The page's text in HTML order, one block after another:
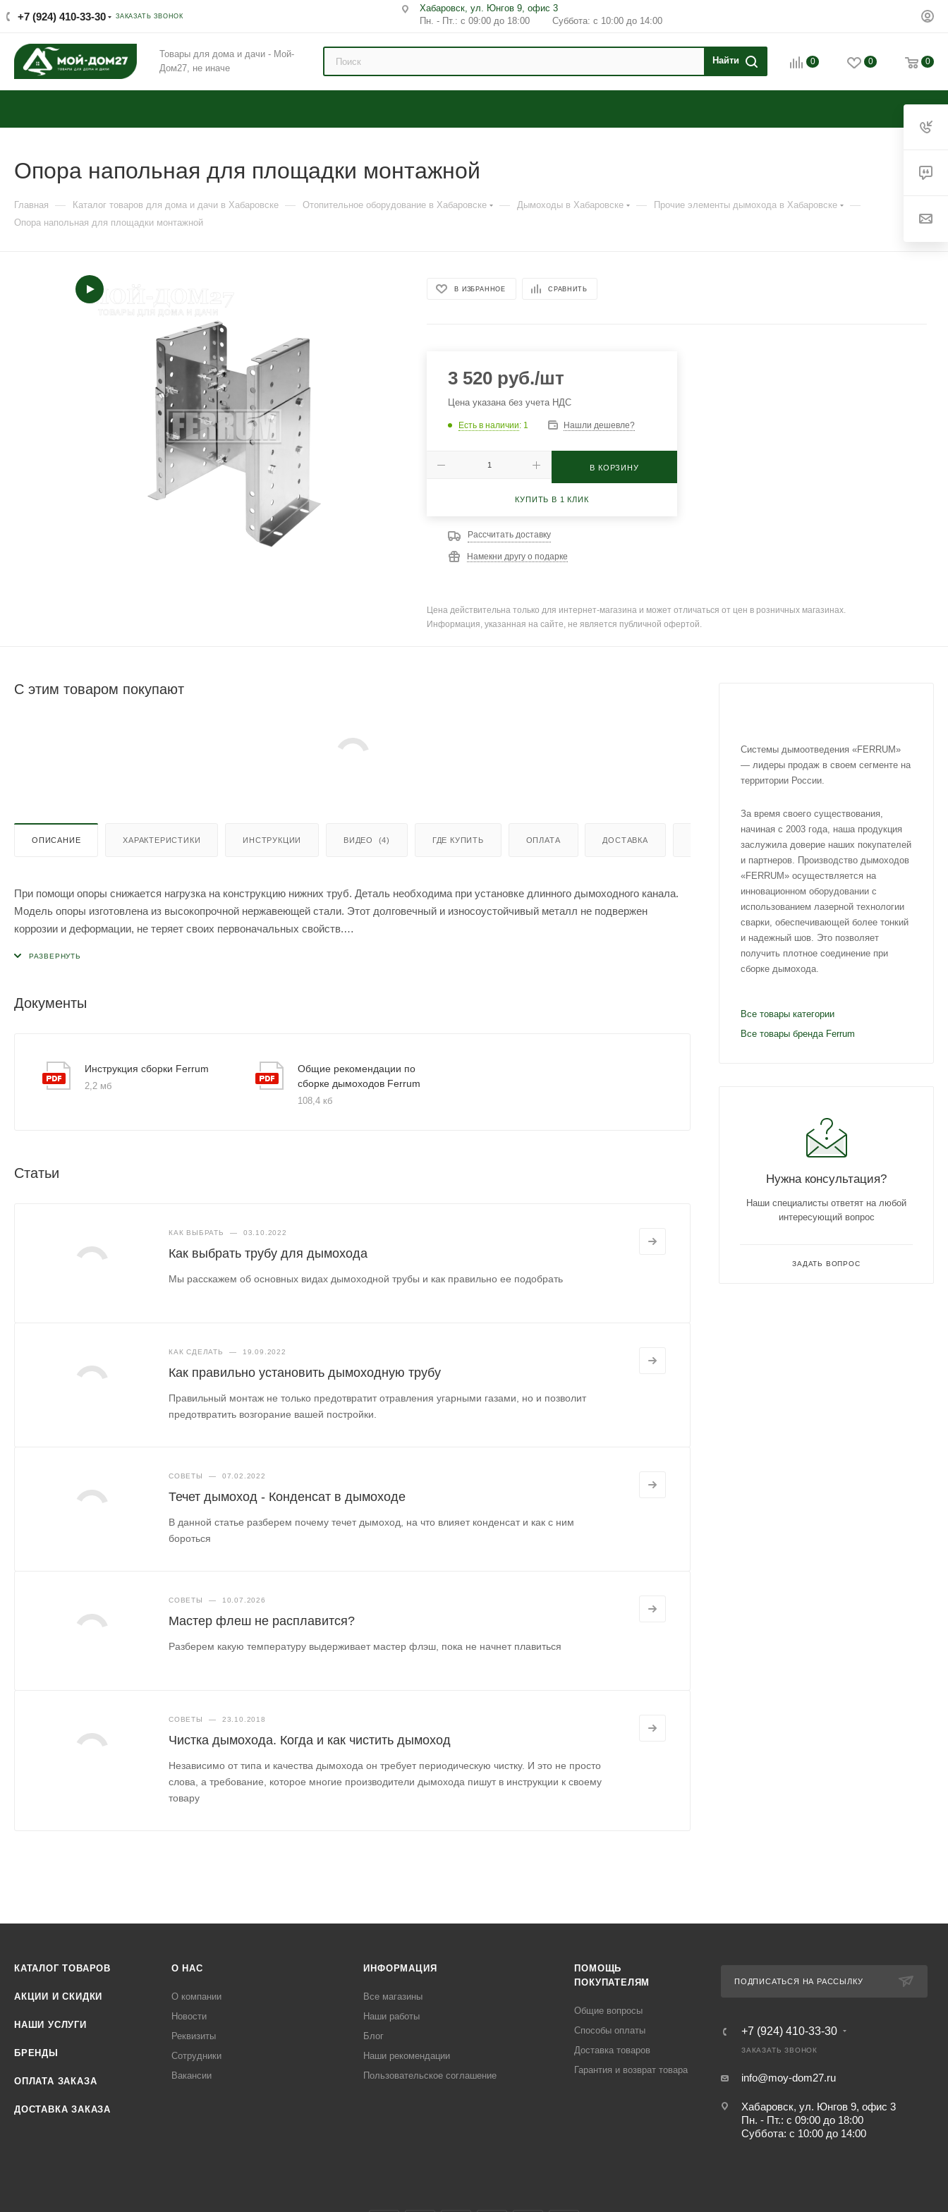
+7 (924) 410-33-30 ЗАКАЗАТЬ ЗВОНОК
Хабаровск, ул. Юнгов 9, офис 3
Пн. - Пт.: с 09:00 до 18:00 Суббота: с 10:00 до 14:00
Товары для дома и дачи - Мой-
Дом27, не иначе
0 0 0
Опора напольная для площадки монтажной
Главная — Каталог товаров для дома и дачи в Хабаровске — Отопительное оборудование в Хабаровске — Дымоходы в Хабаровске — Прочие элементы дымохода в Хабаровске —
Опора напольная для площадки монтажной
В ИЗБРАННОЕ СРАВНИТЬ
3 520 руб./шт
Цена указана без учета НДС
Есть в наличии: 1 Нашли дешевле?
В КОРЗИНУ
КУПИТЬ В 1 КЛИК
Рассчитать доставку
Намекни другу о подарке
Цена действительна только для интернет-магазина и может отличаться от цен в розничных магазинах.
Информация, указанная на сайте, не является публичной офертой.
С этим товаром покупают
ОПИСАНИЕ ХАРАКТЕРИСТИКИ ИНСТРУКЦИИ ВИДЕО (4) ГДЕ КУПИТЬ ОПЛАТА ДОСТАВКА
При помощи опоры снижается нагрузка на конструкцию нижних труб. Деталь необходима при установке длинного дымоходного канала.
Модель опоры изготовлена из высокопрочной нержавеющей стали. Этот долговечный и износоустойчивый металл не подвержен
коррозии и деформации, не теряет своих первоначальных свойств.
Документы
Инструкция сборки Ferrum
2,2 мб
Общие рекомендации по
сборке дымоходов Ferrum
108,4 кб
Статьи
КАК ВЫБРАТЬ — 03.10.2022
Как выбрать трубу для дымохода
Мы расскажем об основных видах дымоходной трубы и как правильно ее подобрать
КАК СДЕЛАТЬ — 19.09.2022
Как правильно установить дымоходную трубу
Правильный монтаж не только предотвратит отравления угарными газами, но и позволит
предотвратить возгорание вашей постройки.
СОВЕТЫ — 07.02.2022
Течет дымоход - Конденсат в дымоходе
В данной статье разберем почему течет дымоход, на что влияет конденсат и как с ним
бороться
СОВЕТЫ — 10.07.2026
Мастер флеш не расплавится?
Разберем какую температуру выдерживает мастер флэш, пока не начнет плавиться
СОВЕТЫ — 23.10.2018
Чистка дымохода. Когда и как чистить дымоход
Независимо от типа и качества дымохода он требует периодическую чистку. И это не просто
слова, а требование, которое многие производители дымохода пишут в инструкции к своему
товару
Системы дымоотведения «FERRUM»
— лидеры продаж в своем сегменте на
территории России.
За время своего существования,
начиная с 2003 года, наша продукция
заслужила доверие наших покупателей
и партнеров. Производство дымоходов
«FERRUM» осуществляется на
инновационном оборудовании с
использованием лазерной технологии
сварки, обеспечивающей более тонкий
и надежный шов. Это позволяет
получить плотное соединение при
сборке дымохода.
Все товары категории
Все товары бренда Ferrum
Нужна консультация?
Наши специалисты ответят на любой
интересующий вопрос
ЗАДАТЬ ВОПРОС
КАТАЛОГ ТОВАРОВ
АКЦИИ И СКИДКИ
НАШИ УСЛУГИ
БРЕНДЫ
ОПЛАТА ЗАКАЗА
ДОСТАВКА ЗАКАЗА
О НАС
О компании
Новости
Реквизиты
Сотрудники
Вакансии
ИНФОРМАЦИЯ
Все магазины
Наши работы
Блог
Наши рекомендации
Пользовательское соглашение
ПОМОЩЬ
ПОКУПАТЕЛЯМ
Общие вопросы
Способы оплаты
Доставка товаров
Гарантия и возврат товара
ПОДПИСАТЬСЯ НА РАССЫЛКУ
+7 (924) 410-33-30
ЗАКАЗАТЬ ЗВОНОК
info@moy-dom27.ru
Хабаровск, ул. Юнгов 9, офис 3
Пн. - Пт.: с 09:00 до 18:00
Суббота: с 10:00 до 14:00